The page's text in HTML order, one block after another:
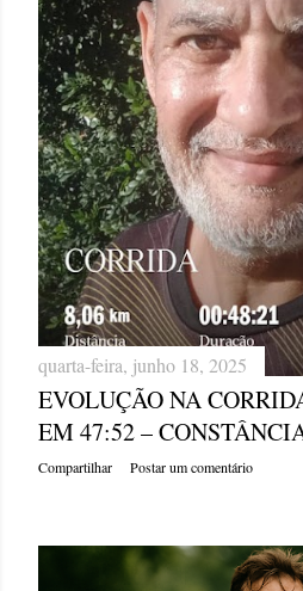
quarta-feira, junho 18, 2025
EVOLUÇÃO NA
EM 47:52 –
Compartilhar Postar um comentário